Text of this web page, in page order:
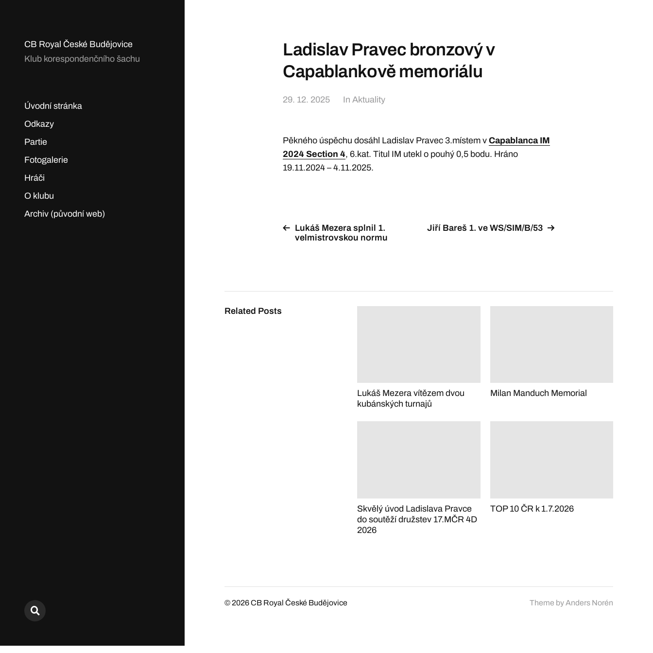
CB Royal České Budějovice
Klub korespondenčního šachu
Úvodní stránka
Odkazy
Partie
Fotogalerie
Hráči
O klubu
Archiv (původní web)
Ladislav Pravec bronzový v
Capablankově memoriálu
29. 12. 2025 In Aktuality
Pěkného úspěchu dosáhl Ladislav Pravec 3.místem v Capablanca IM
2024 Section 4, 6.kat. Titul IM utekl o pouhý 0,5 bodu. Hráno
19.11.2024 – 4.11.2025.
Lukáš Mezera splnil 1.
velmistrovskou normu
Jiří Bareš 1. ve WS/SIM/B/53
Related Posts
Lukáš Mezera vítězem dvou
kubánských turnajů
Milan Manduch Memorial
Skvělý úvod Ladislava Pravce
do soutěží družstev 17.MČR 4D
2026
TOP 10 ČR k 1.7.2026
© 2026CB Royal České Budějovice Theme byAnders Norén